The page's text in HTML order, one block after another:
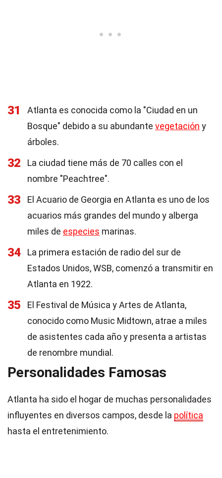
31
Atlanta es conocida como la "Ciudad en un
Bosque" debido a su abundante vegetación y
árboles.
32
La ciudad tiene más de 70 calles con el
nombre "Peachtree".
33
El Acuario de Georgia en Atlanta es uno de los
acuarios más grandes del mundo y alberga
miles de especies marinas.
34
La primera estación de radio del sur de
Estados Unidos, WSB, comenzó a transmitir en
Atlanta en 1922.
35
El Festival de Música y Artes de Atlanta,
conocido como Music Midtown, atrae a miles
de asistentes cada año y presenta a artistas
de renombre mundial.
Personalidades Famosas
Atlanta ha sido el hogar de muchas personalidades
influyentes en diversos campos, desde la política
hasta el entretenimiento.